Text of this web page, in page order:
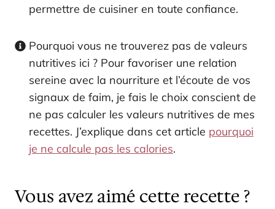
permettre de cuisiner en toute confiance.
Pourquoi vous ne trouverez pas de valeurs
nutritives ici ? Pour favoriser une relation
sereine avec la nourriture et l’écoute de vos
signaux de faim, je fais le choix conscient de
ne pas calculer les valeurs nutritives de mes
recettes. J’explique dans cet article pourquoi
je ne calcule pas les calories.
Vous avez aimé cette recette ?